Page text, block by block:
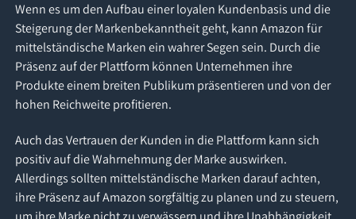
Wenn es um den Aufbau einer loyalen Kundenbasis und die
Steigerung der Markenbekanntheit geht, kann Amazon für
mittelständische Marken ein wahrer Segen sein. Durch die
Präsenz auf der Plattform können Unternehmen ihre
Produkte einem breiten Publikum präsentieren und von der
hohen Reichweite profitieren.
Auch das Vertrauen der Kunden in die Plattform kann sich
positiv auf die Wahrnehmung der Marke auswirken.
Allerdings sollten mittelständische Marken darauf achten,
ihre Präsenz auf Amazon sorgfältig zu planen und zu steuern,